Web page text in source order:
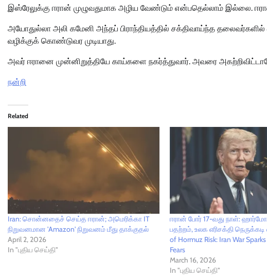
இஸ்ரேலுக்கு ஈரான் முழுவதுமாக அழிய வேண்டும் என்பதெல்லாம் இல்லை.
அயோதுல்லா அலி கமேனி அந்தப் பிராந்தியத்தில் சக்திவாய்ந்த
வழிக்குக் கொண்டுவர முடியாது.
அவர் ஈரானை முன்னிறுத்தியே காய்களை நகர்த்துவார். அவரை
நன்றி
Related
Iran: சொன்னதைச் செய்த ஈரான்; அமெரிக்கா IT
நிறுவனமான 'Amazon' நிறுவனம் மீது தாக்குதல்
April 2, 2026
In "புதிய செய்தி"
ஈரான் போர் 17-வது நாள்:
பதற்றம், உலக எரிசக்தி
of Hormuz Risk: Iran War
Fears
March 16, 2026
In "புதிய செய்தி"